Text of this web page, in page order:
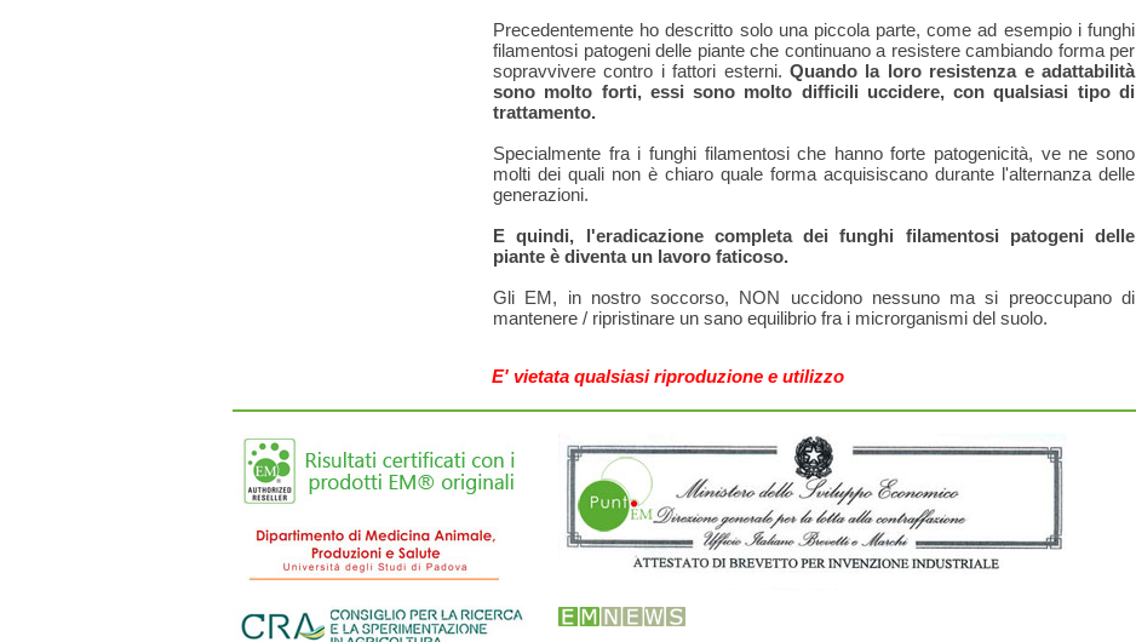
Precedentemente ho descritto solo una piccola parte, come ad esempio i funghi
filamentosi patogeni delle piante che continuano a resistere cambiando forma per
sopravvivere contro i fattori esterni. Quando la loro resistenza e adattabilità
sono molto forti, essi sono molto difficili uccidere, con qualsiasi tipo di
trattamento.
Specialmente fra i funghi filamentosi che hanno forte patogenicità, ve ne sono
molti dei quali non è chiaro quale forma acquisiscano durante l'alternanza delle
generazioni.
E quindi, l'eradicazione completa dei funghi filamentosi patogeni delle
piante è diventa un lavoro faticoso.
Gli EM, in nostro soccorso, NON uccidono nessuno ma si preoccupano di
mantenere / ripristinare un sano equilibrio fra i microrganismi del suolo.
E' vietata qualsiasi riproduzione e utilizzo